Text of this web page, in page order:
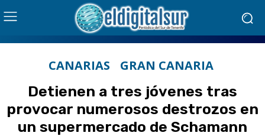
CANARIAS GRAN CANARIA
Detienen a tres jóvenes tras
provocar numerosos destrozos en
un supermercado de Schamann